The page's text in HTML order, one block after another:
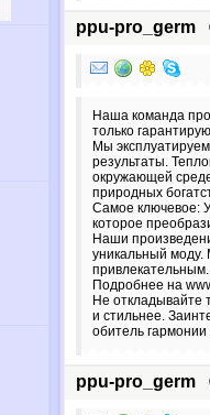
ppu-pro_germ
Наша команда
только
Мы
результаты.
окружающей
природных
Самое ключевое:
которое
Наши
уникальный
привлекательным.
Подробнее на
Не откладывайте
и стильнее.
обитель гармонии
ppu-pro_germ